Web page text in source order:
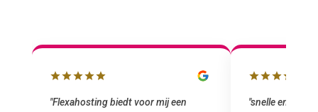
"snelle en vriendelijke service. staat
"Top service. Ik